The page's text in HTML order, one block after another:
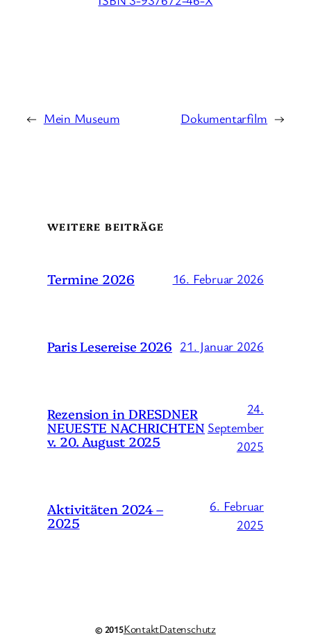
← Mein Museum Dokumentarfilm →
WEITERE BEITRÄGE
Termine 2026 16. Februar 2026
Paris Lesereise 2026 21. Januar 2026
Rezension in DRESDNER
NEUESTE NACHRICHTEN
v. 20. August 2025
24.
September
2025
Aktivitäten 2024 –
2025
6. Februar
2025
© 2015KontaktDatenschutz